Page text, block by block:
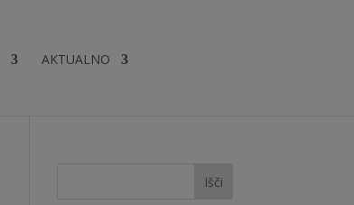
AKTUALNO